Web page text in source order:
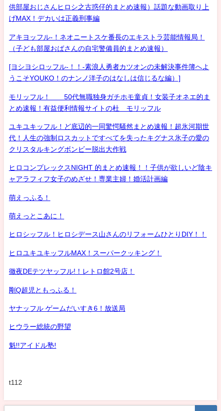
供部屋おじさんヒロシ之古惑仔的まとめ速報）話題な動画取り上
げMAX！デカいは正義刑事編
アキヨッフル-！ネオニートスケ番長のエキストラ芸能情報局！
（子ども部屋おばさんの自宅警備員的まとめ速報）
[ヨシヨシロッフル-！！-素浪人勇者カツオンの未解決事件簿へよ
うこそYOUKO！のナンノ洋子のはなしは信じるな編）]
モリッフル！ 50代無職独身ガチホモ童貞！女装子オネエ的ま
とめ速報！有益便利情報サイトの杜 モリッフル
ユキユキッフル！ど底辺的一同驚愕騒然まとめ速報！超氷河期世
代！人生の強制ロスカットですべてを失ったキグナス氷子の愛の
クリスタルキングボンビー脱出大作戦
ヒロコンプレックスNIGHT 的まとめ速報！！子供が欲しいど陰キ
ャアラフィフ女子のめざせ！専業主婦！婚活計画編
萌えっふる！
萌えっとこあに！
ヒロシッフル！ヒロシデース山さんのリフォームひとりDIY！！
ヒロユキユキッフルMAX！スーパークッキング！
徹夜DEテツヤッフル!！レトロ館2号店！
剛Q超児ともっふる！
ヤナッフル ゲームだいすき6！放送局
ヒウラー総統の野望
魁!!アイドル塾!
t112